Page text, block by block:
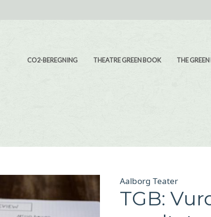
Main navigation
CO2-BEREGNING THEATRE GREEN BOOK THE
Aalborg Teater
TGB: